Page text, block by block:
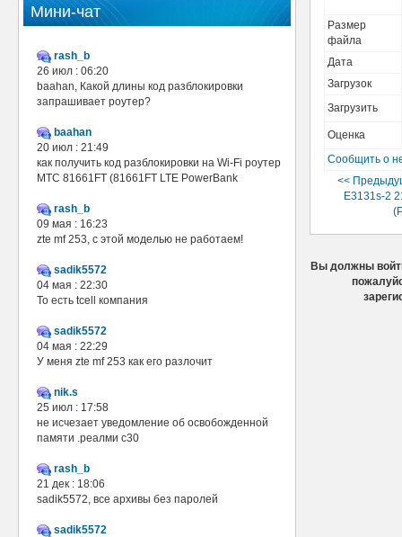
Мини-чат
rash_b
26 июл : 06:20
baahan, Какой длины код разблокировки
запрашивает роутер?
baahan
20 июл : 21:49
как получить код разблокировки на Wi-Fi роутер
МТС 81661FT (81661FT LTE PowerBank
rash_b
09 мая : 16:23
zte mf 253, с этой моделью не работаем!
sadik5572
04 мая : 22:30
То есть tcell компания
sadik5572
04 мая : 22:29
У меня zte mf 253 как его разлочит
nik.s
25 июл : 17:58
не исчезает уведомление об освобожденной
памяти .реалми с30
rash_b
21 дек : 18:06
sadik5572, все архивы без паролей
sadik5572
Размер
файла
Дата
Загрузок
Загрузить
Оценка
Сообщить о
<<
E3131s-2
Вы должны